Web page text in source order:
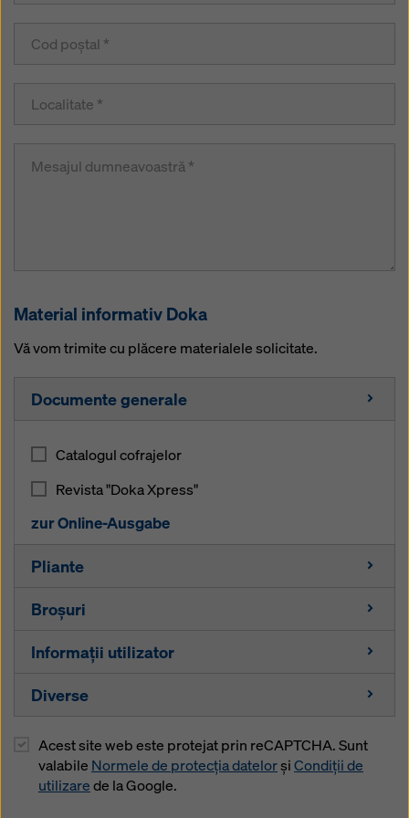
Material informativ Doka
Vă vom trimite cu plăcere materialele solicitate.
Documente generale
Catalogul cofrajelor
Revista "Doka Xpress"
zur Online-Ausgabe
Pliante
Grindă compozit I tec 20
Grinzi de lemn
Grindă H20 top
Plăci tristratificate
Plăci multistrat
Broşuri
Competență în construcția de poduri
Competență în energie
Competență în construcții rezidențiale
Informaţii utilizator
Grinzi de lemn
Grindă compozit
Pop Eurex top
Diverse
Pachet informativ pentru studenţi
Alte materiale
Acest site web este protejat prin reCAPTCHA. Sunt
valabile Normele de protecția datelorșiCondiții de
utilizarede la Google.
Puteți refuza toate cookie-urile care necesită
consimțământ făcând clic pe ‘Refuză’ sau puteți ajusta
setările cookie-urilor făcând clic pe
sfârșitul acestui site web și utilizând casetele de
selectare corespunzătoare. Vă puteți retrage
consimțământul în orice moment, fără motiv, cu efect
pentru viitor, făcând clic, de exemplu, peSetările
cookiela sfârșitul acestui site web.
Pentru mai multe informații despre cookie-urile